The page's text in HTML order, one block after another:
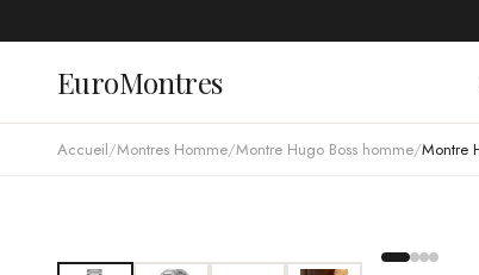
EuroMontres
Accueil/Montres Homme/Montre Hugo Boss homme/